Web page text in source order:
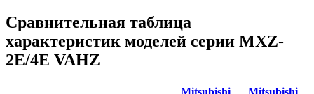
Сравнительная таблица
характеристик моделей серии MXZ-
2E/4E VAHZ